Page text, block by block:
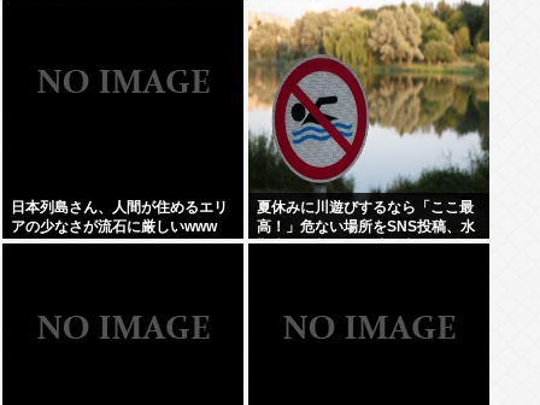
日本列島さん、人間が住めるエリ
アの少なさが流石に厳しいwww
夏休みに川遊びするなら「ここ最
高！」危ない場所をSNS投稿、水
難事故が起きたら法的責任を問わ